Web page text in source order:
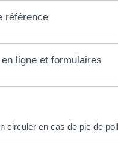
référence
ligne et formulaires
circuler en cas de pic de